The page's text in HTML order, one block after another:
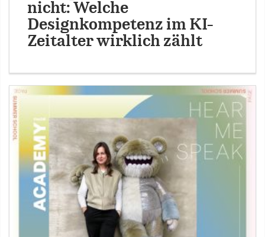
nicht: Welche
Designkompetenz im KI-
Zeitalter wirklich zählt